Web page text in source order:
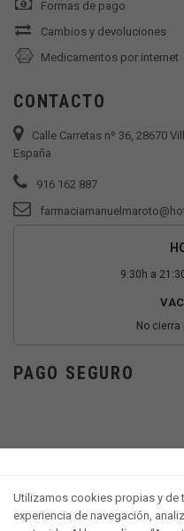
Formas de pago
Cambios y devoluciones
Medicamentos por internet
CONTACTO
Calle Carretas nº 36, 28670
España
916 162 887
9:30h a
No
PAGO SEGURO
Utilizamos cookies propias y de
experiencia de navegación,